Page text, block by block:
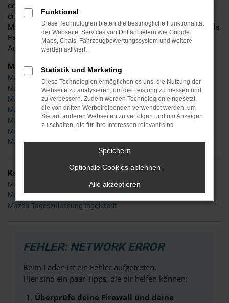
detaillierte Beratung und befinden uns mittlerweile in der
dritten Generation. Ins Leben gerufen wurde Ihr Händler für
Mazda in Ingolstadt bereits im Jahr 1955 – seinerzeit noch als
Experte für Zweiräder, doch schon bald waren wir auch im
Autobereich tätig und sind es bis zum heutigen Tag.
Modelle
Mazda 2 Ingolstadt
Mazda 3 Ingolstadt
Mazda 6 Ingolstadt
Mazda CX-3 Ingolstadt
Mazda CX-5 Ingolstadt
Mazda MX-5 Ingolstadt
Mazda CX-30 Ingolstadt
Kategorie
Mazda Gebrauchtwagen Ingolstadt
Mazda Neuwagen Ingolstadt
Mazda Tageszulassung Ingolstadt
FEHLER: NETWORK ERROR
Beim Laden ist ein Fehler aufgetreten.
Hier sind ein paar Tipps, die dir helfen können:
Überprüfe deine Firewall und deine
Funktional
Diese Technologien bieten die bestmögliche Funktionalität
der Webseite. Services von Drittanbietern wie Google
Maps, Chats, Fahrzeugbewertungssystem und weitere
werden aktiviert.
Statistik und Marketing
Diese Technologien ermöglichen es uns, die Nutzung der
Webseite zu analysieren, um die Leistung zu messen und
zu verbessern. Zudem werden Technologien eingesetzt,
die von dritten Werbetreibenden verwendet werden, um
Sie auf anderen Webseiten zu verfolgen und um Anzeigen
zu schalten, die für Ihre Interessen relevant sind.
Speichern
Optionale Cookies ablehnen
Alle akzeptieren